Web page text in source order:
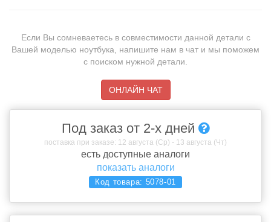
Если Вы сомневаетесь в совместимости данной детали с
Вашей моделью ноутбука, напишите нам в чат и мы поможем
с поиском нужной детали.
ОНЛАЙН ЧАТ
Под заказ от 2-х дней
поставка при заказе: 12 августа (Ср) - 13 августа (Чт)
есть доступные аналоги
показать аналоги
Код товара: 5078-01